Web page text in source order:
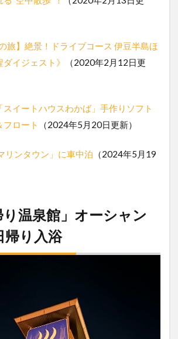
旅】絶景！ドライブコース 伊豆半島ほ
イジェスト》
（2020年2月12日更
イートハウスわかば」手作りソフト
フロート
（2024年5月20日更新）
リンタウン」に車中泊 （2024年5月19
り温泉館」オーシャン
帰り入浴